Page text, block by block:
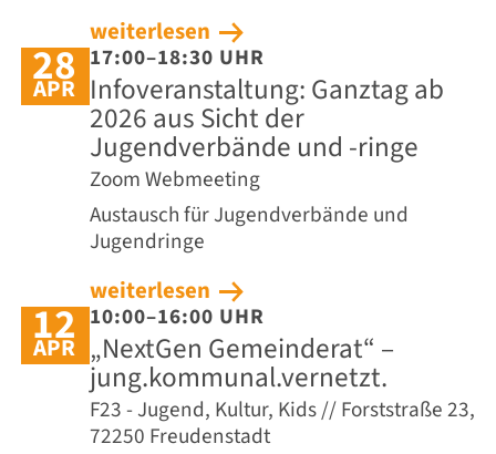
weiterlesen
28
APR
17:00–18:30 UHR
Infoveranstaltung: Ganztag ab
2026 aus Sicht der
Jugendverbände und -ringe
Zoom Webmeeting
Austausch für Jugendverbände und
Jugendringe
weiterlesen
12
APR
10:00–16:00 UHR
„NextGen Gemeinderat“ –
jung.kommunal.vernetzt.
F23 - Jugend, Kultur, Kids // Forststraße 23,
72250 Freudenstadt